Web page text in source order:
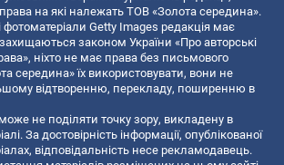
на які належать ТОВ «Золота середина».
фотоматеріали Getty Images редакція має
законом України «Про авторські
ніхто не має права без письмового
середина» їх використовувати, вони не
відтворенню, перекладу, поширенню в
не поділяти точку зору, викладену в
За достовірність інформації, опублікованої
відповідальність несе рекламодавець.